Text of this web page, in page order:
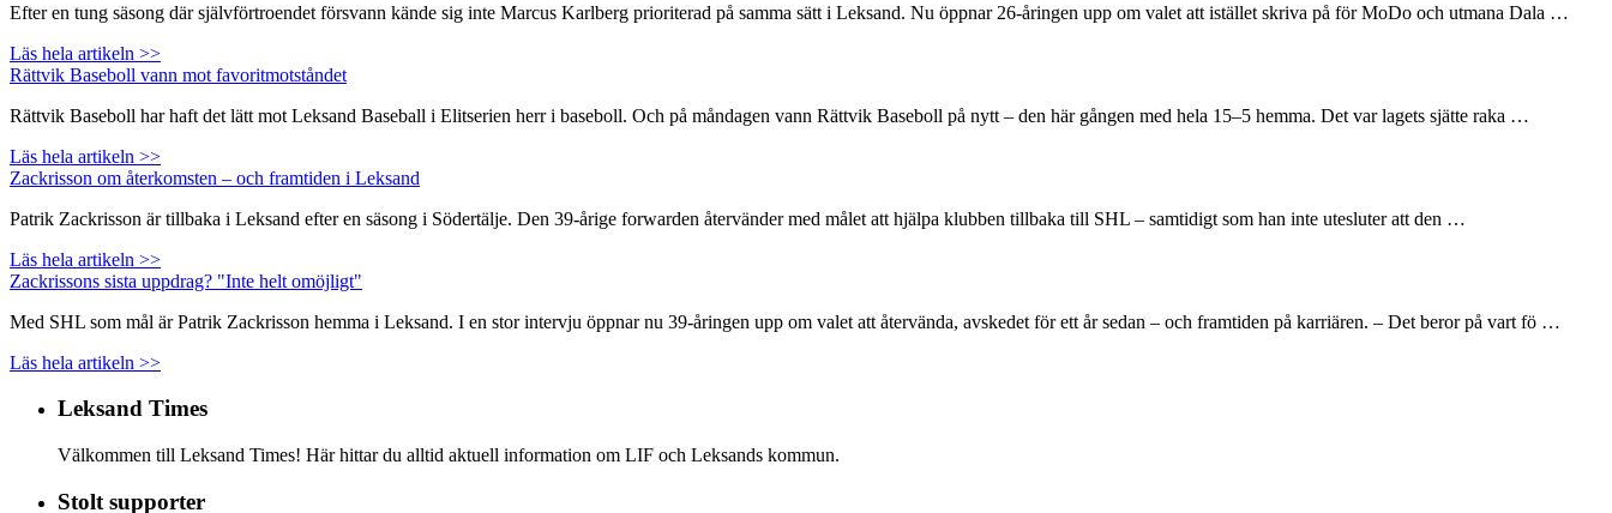
Efter en tung säsong där självförtroendet försvann kände sig inte Marcus Karlberg prioriterad på samma sätt i Leksand. Nu öppnar 26-åringen upp om valet att istället skriva på för MoDo och utmana Dala …
Läs hela artikeln >>
Rättvik Baseboll vann mot favoritmotståndet
Rättvik Baseboll har haft det lätt mot Leksand Baseball i Elitserien herr i baseboll. Och på måndagen vann Rättvik Baseboll på nytt – den här gången med hela 15–5 hemma. Det var lagets sjätte raka …
Läs hela artikeln >>
Zackrisson om återkomsten – och framtiden i Leksand
Patrik Zackrisson är tillbaka i Leksand efter en säsong i Södertälje. Den 39-årige forwarden återvänder med målet att hjälpa klubben tillbaka till SHL – samtidigt som han inte utesluter att den …
Läs hela artikeln >>
Zackrissons sista uppdrag? "Inte helt omöjligt"
Med SHL som mål är Patrik Zackrisson hemma i Leksand. I en stor intervju öppnar nu 39-åringen upp om valet att återvända, avskedet för ett år sedan – och framtiden på karriären. – Det beror på vart fö …
Läs hela artikeln >>
Leksand Times
Välkommen till Leksand Times! Här hittar du alltid aktuell information om LIF och Leksands kommun.
Stolt supporter